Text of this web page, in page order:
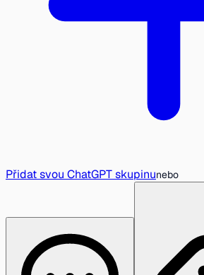
Přidat svou ChatGPT skupinunebo